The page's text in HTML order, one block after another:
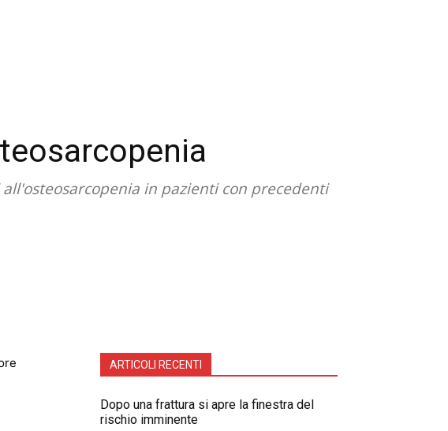
in pazienti con precedenti
ARTICOLI RECENTI
Dopo una frattura si apre la finestra del
rischio imminente